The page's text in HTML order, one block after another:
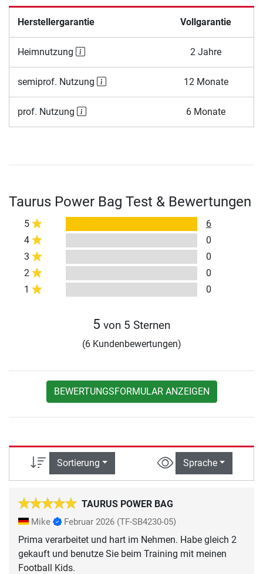
Herstellergarantie Vollgarantie
Heimnutzung 2 Jahre
semiprof. Nutzung 12 Monate
prof. Nutzung 6 Monate
Taurus Power Bag Test & Bewertungen
5
6
4
0
3
0
2
0
1
0
5 von 5 Sternen
(6 Kundenbewertungen)
BEWERTUNGSFORMULAR ANZEIGEN
Sortierung Sprache
TAURUS POWER BAG
Mike Februar 2026 (TF-SB4230-05)
Prima verarbeitet und hart im Nehmen. Habe gleich 2
gekauft und benutze Sie beim Training mit meinen
Football Kids.